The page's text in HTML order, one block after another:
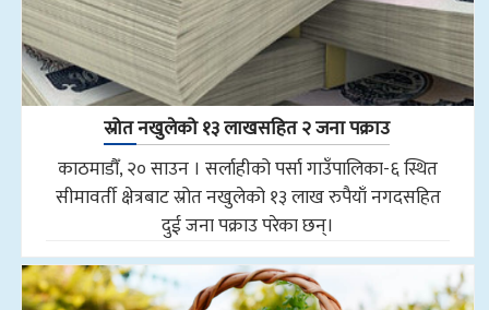
स्रोत नखुलेको १३ लाखसहित २ जना पक्राउ
काठमाडौँ, २० साउन । सर्लाहीको पर्सा गाउँपालिका-६ स्थित
सीमावर्ती क्षेत्रबाट स्रोत नखुलेको १३ लाख रुपैयाँ नगदसहित
दुई जना पक्राउ परेका छन्।